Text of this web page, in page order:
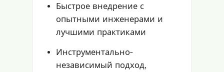
Быстрое внедрение с
опытными инженерами и
лучшими практиками
Инструментально-
независимый подход,